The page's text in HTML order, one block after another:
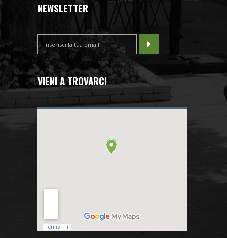
NEWSLETTER
VIENI A TROVARCI